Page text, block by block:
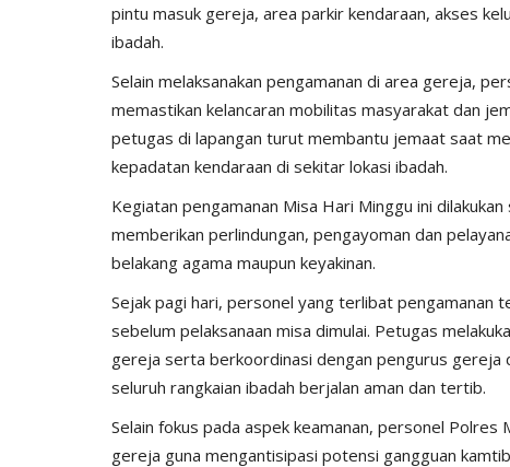
pintu masuk gereja, area parkir kendaraan, akses
ibadah.
Selain melaksanakan pengamanan di area gereja,
memastikan kelancaran mobilitas masyarakat dan
petugas di lapangan turut membantu jemaat saat
kepadatan kendaraan di sekitar lokasi ibadah.
Kegiatan pengamanan Misa Hari Minggu ini
memberikan perlindungan, pengayoman dan
belakang agama maupun keyakinan.
Sejak pagi hari, personel yang terlibat pengamanan
sebelum pelaksanaan misa dimulai. Petugas
gereja serta berkoordinasi dengan pengurus gereja
seluruh rangkaian ibadah berjalan aman dan tertib.
Selain fokus pada aspek keamanan, personel
gereja guna mengantisipasi potensi gangguan
Intelkam
Kapospol Lelak Bersama
Bhabinkamtibmas Patroli Malam,
Amankan...